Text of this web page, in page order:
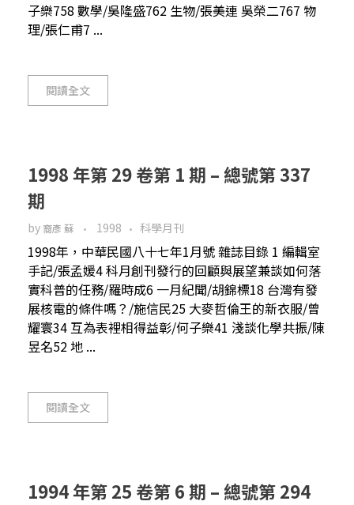
子樂758 數學/吳隆盛762 生物/張美連 吳榮二767 物
理/張仁甫7 ...
閱讀全文
1998 年第 29 卷第 1 期 – 總號第 337
期
by 裔彥 蘇 1998 科學月刊
1998年，中華民國八十七年1月號 雜誌目錄 1 編輯室
手記/張孟媛4 科月創刊發行的回顧與展望兼談如何落
實科普的任務/羅時成6 一月紀聞/胡錦標18 台灣有發
展核電的條件嗎？/施信民25 大麥哲倫王的新衣服/曾
耀寰34 互為表裡相得益彰/何子樂41 淺談化學共振/陳
昱名52 地 ...
閱讀全文
1994 年第 25 卷第 6 期 – 總號第 294